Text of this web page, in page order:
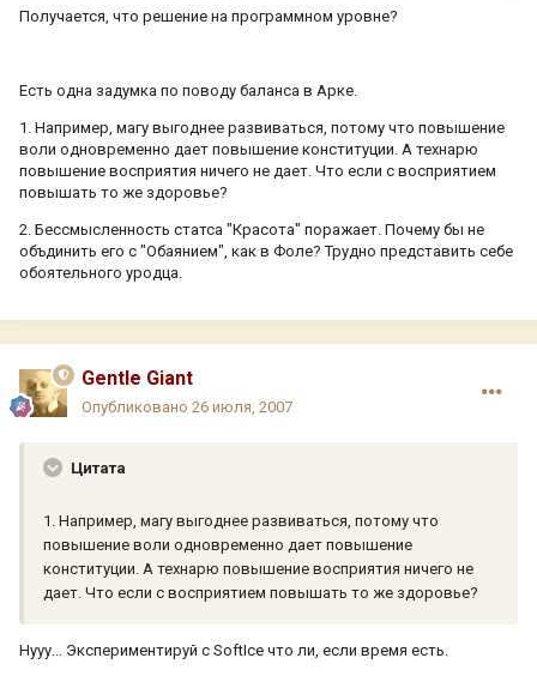
Получается, что решение на программном уровне?
Есть одна задумка по поводу баланса в Арке.
1. Например, магу выгоднее развиваться, потому что повышение
воли одновременно дает повышение конституции. А технарю
повышение восприятия ничего не дает. Что если с восприятием
повышать то же здоровье?
2. Бессмысленность статса "Красота" поражает. Почему бы не
объдинить его с "Обаянием", как в Фоле? Трудно представить себе
обоятельного уродца.
Gentle Giant
Опубликовано 26 июля, 2007
Цитата
1. Например, магу выгоднее развиваться, потому что
повышение воли одновременно дает повышение
конституции. А технарю повышение восприятия ничего не
дает. Что если с восприятием повышать то же здоровье?
Нууу... Экспериментируй с SoftIce что ли, если время есть.